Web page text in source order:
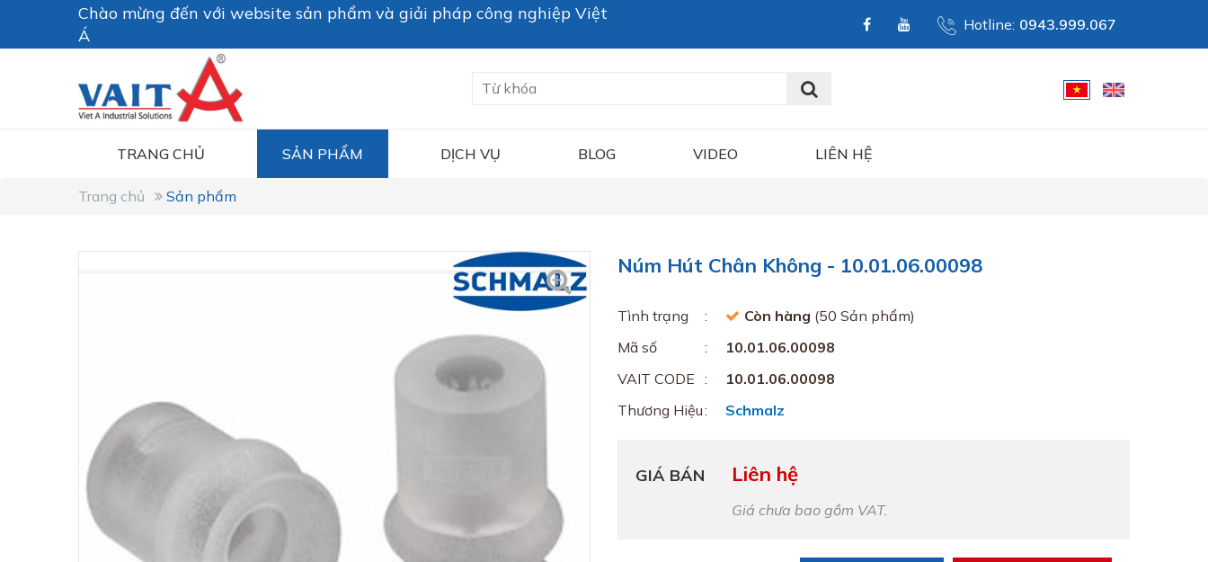
Chào mừng đến với website sản phẩm và giải pháp công nghiệp Việt
Á
Hotline: 0943.999.067
TRANG CHỦ SẢN PHẨM DỊCH VỤ BLOG VIDEO LIÊN HỆ
Trang chủ Sản phẩm
Núm Hút Chân Không - 10.01.06.00098
Tình trạng Còn hàng (50 Sản phẩm)
Mã số
10.01.06.00098
VAIT CODE
10.01.06.00098
Thương Hiệu
Schmalz
GIÁ BÁN Liên hệ
Giá chưa bao gồm VAT.